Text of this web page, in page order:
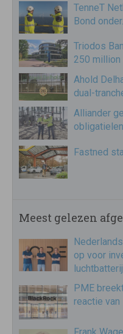
TenneT
Bond
Triodos
250
Ahold
dual-
Alliander
Fastned
Meest gelezen
op voor
PME
reactie